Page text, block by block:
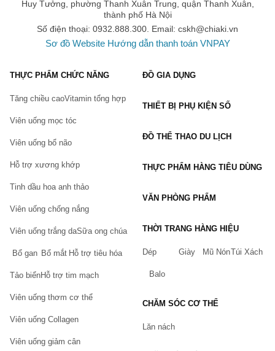
Huy Tưởng, phường Thanh Xuân Trung, quận Thanh Xuân,
thành phố Hà Nội
Số điện thoại: 0932.888.300. Email: cskh@chiaki.vn
Sơ đồ Website Hướng dẫn thanh toán VNPAY
THỰC PHẨM CHỨC NĂNG
Tăng chiều caoVitamin tổng hợp
Viên uống mọc tóc
Viên uống bổ não
Hỗ trợ xương khớp
Tinh dầu hoa anh thảo
Viên uống chống nắng
Viên uống trắng daSữa ong chúa
Bổ gan Bổ mắt Hỗ trợ tiêu hóa
Tảo biểnHỗ trợ tim mạch
Viên uống thơm cơ thể
Viên uống Collagen
Viên uống giảm cân
ĐỒ GIA DỤNG
THIẾT BỊ PHỤ KIỆN SỐ
ĐỒ THỂ THAO DU LỊCH
THỰC PHẨM HÀNG TIÊU DÙNG
VĂN PHÒNG PHẨM
THỜI TRANG HÀNG HIỆU
Dép Giày Mũ NónTúi Xách
Balo
CHĂM SÓC CƠ THỂ
Lăn nách